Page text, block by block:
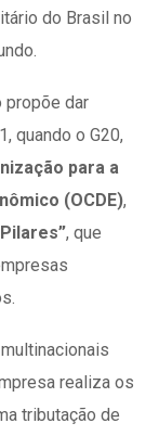
do Brasil no
propõe dar
quando o G20,
para a
(OCDE),
, que
realiza os
tributação de